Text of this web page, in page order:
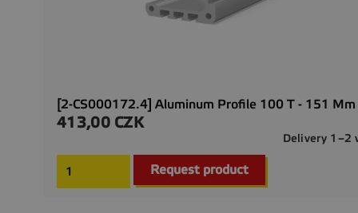
[2-CS000172.4] Aluminum Profile 100 T - 151 Mm
Precio
413,00 CZK
Delivery 1–2
Request product